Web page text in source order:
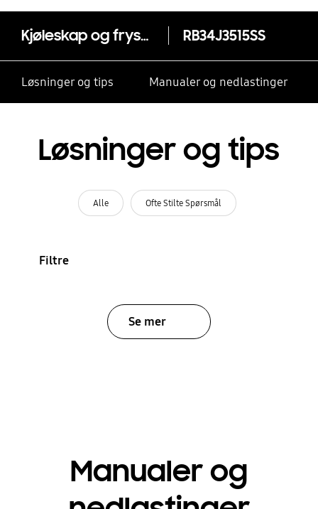
Kjøleskap og fryser med SpaceMax Technology™, 328 liter RB34J3515SS
Løsninger og tips Manualer og nedlastinger
Løsninger og tips
Alle Ofte Stilte Spørsmål
Filtre
Se mer
Manualer og